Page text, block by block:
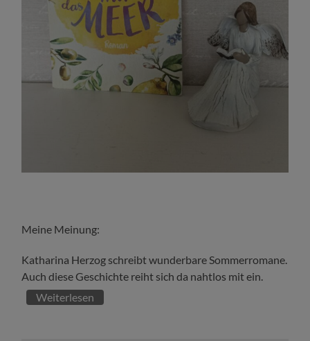
Meine Meinung:
Katharina Herzog schreibt wunderbare Sommerromane.
Auch diese Geschichte reiht sich da nahtlos mit ein.
Weiterlesen